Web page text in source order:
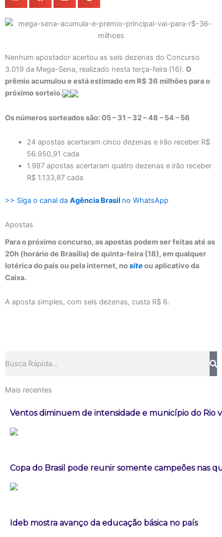
Nenhum apostador acertou as seis dezenas do Concurso
3.019 da Mega-Sena, realizado nesta terça-feira (16). O
prêmio acumulou e está estimado em R$ 36 milhões para o
próximo sorteio.
Os números sorteados são: 05 – 31 – 32 – 48 – 54 – 56
24 apostas acertaram cinco dezenas e irão receber R$
56.950,91 cada
1.987 apostas acertaram quatro dezenas e irão receber
R$ 1.133,87 cada
>> Siga o canal da Agência Brasil no WhatsApp
Apostas
Para o próximo concurso, as apostas podem ser feitas até as
20h (horário de Brasília) de quinta-feira (18), em qualquer
lotérica do país ou pela internet, nositeou aplicativo da
Caixa.
A aposta simples, com seis dezenas, custa R$ 6.
Mais recentes
Ventos diminuem de intensidade e município do Rio
Copa do Brasil pode reunir somente campeões nas
Ideb mostra avanço da educação básica no país